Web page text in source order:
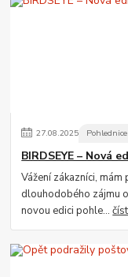
27.08.2025
BIRDSEYE – Nová
Vážení zákazníci,
dlouhodobého zájmu
novou edici pohle...